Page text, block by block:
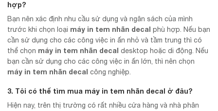
hợp?
Bạn nên xác định nhu cầu sử dụng và ngân sách của mình
trước khi chọn loại máy in tem nhãn decal phù hợp. Nếu bạn
cần sử dụng cho các công việc in ấn nhỏ và tầm trung thì có
thể chọn máy in tem nhãn decal desktop hoặc di động. Nếu
bạn cần sử dụng cho các công việc in ấn lớn, thì nên chọn
máy in tem nhãn decal công nghiệp.
3. Tôi có thể tìm mua máy in tem nhãn decal ở đâu?
Hiện nay, trên thị trường có rất nhiều cửa hàng và nhà phân